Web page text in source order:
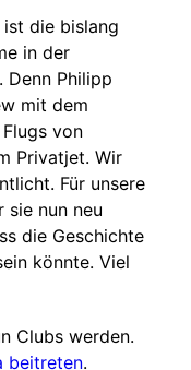
die bislang
in der
Denn Philipp
mit dem
von
Privatjet. Wir
Für unsere
sie nun neu
die Geschichte
könnte. Viel
Clubs werden.
beitreten.